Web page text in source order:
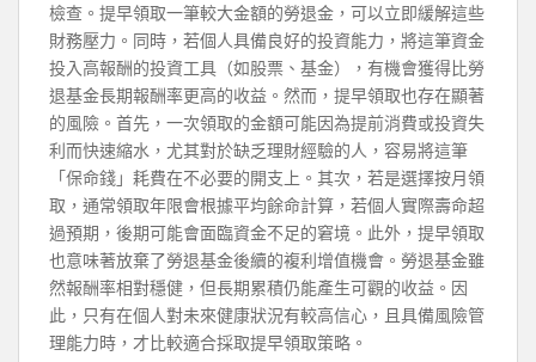
檢查。提早領取一筆較大金額的勞退金，可以立即緩解這些
財務壓力。同時，若個人具備良好的投資能力，將這筆資金
投入高報酬的投資工具（如股票、基金），有機會獲得比勞
退基金長期報酬率更高的收益。然而，提早領取也存在顯著
的風險。首先，一次領取的金額可能因為提前消費或投資失
利而快速縮水，尤其對於缺乏理財經驗的人，容易將這筆
「保命錢」耗費在不必要的開支上。其次，若是選擇按月領
取，通常領取年限會根據平均餘命計算，若個人實際壽命超
過預期，後期可能會面臨資金不足的窘境。此外，提早領取
也意味著放棄了勞退基金後續的複利增值機會。勞退基金雖
然報酬率相對穩健，但長期累積仍能產生可觀的收益。因
此，只有在個人對未來健康狀況有較高信心，且具備風險管
理能力時，才比較適合採取提早領取策略。